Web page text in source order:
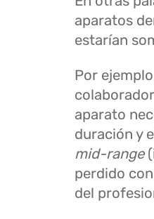
aparatos
estarían
Por
aparato
duración y
mid-range
perdido
del